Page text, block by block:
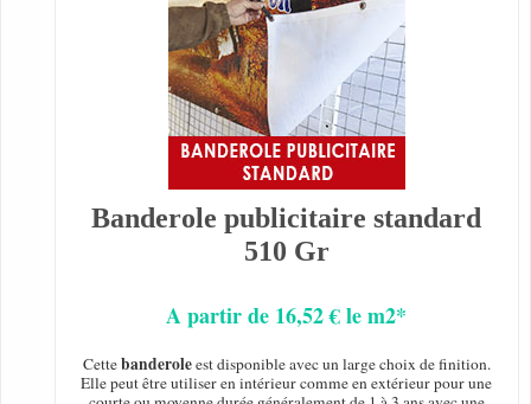
Banderole publicitaire standard
510 Gr
A partir de 16,52 € le m2*
Cettebanderoleest disponible avec un large choix de finition.
Elle peut être utiliser en intérieur comme en extérieur pour une